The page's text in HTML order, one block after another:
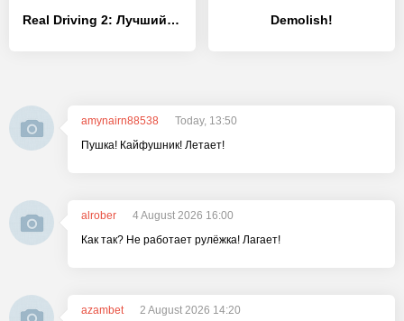
Real Driving 2: Лучший симулятор автомобиля Demolish!
amynairn88538
Today, 13:50
Пушка! Кайфушник! Летает!
alrober
4 August 2026 16:00
Как так? Не работает рулёжка! Лагает!
azambet
2 August 2026 14:20